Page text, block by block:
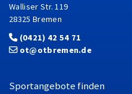
Walliser Str. 119
28325 Bremen
(0421) 42 54 71
ot@otbremen.de
Sportangebote finden